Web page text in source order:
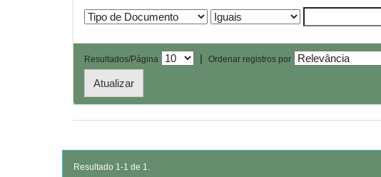
Resultados/Página | Ordenar registros por
Resultado 1-1 de 1.